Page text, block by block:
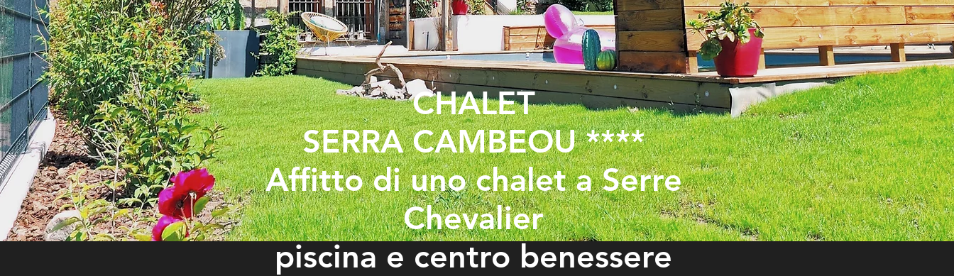
CHALET
SERRA CAMBEOU****
Affitto di uno chalet a Serre
Chevalier
piscina e centro benessere